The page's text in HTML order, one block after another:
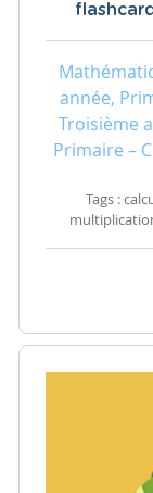
année,
Troisième
Primaire –
Tags :